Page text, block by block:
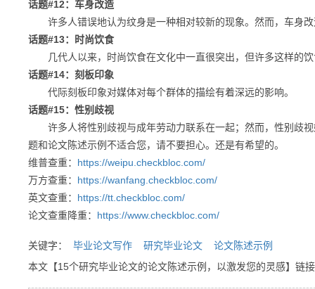
话题#12：车身改造
许多人错误地认为纹身是一种相对较新的现象。然而，车身改
话题#13：时尚饮食
几代人以来，时尚饮食在文化中一直很突出，但许多这样的饮
话题#14：刻板印象
代际刻板印象对媒体对每个群体的描绘有着深远的影响。
话题#15：性别歧视
许多人将性别歧视与成年劳动力联系在一起；然而，性别歧视
题和论文陈述示例不适合您，请不要担心。还是有希望的。
维普查重： https://weipu.checkbloc.com/
万方查重： https://wanfang.checkbloc.com/
英文查重： https://tt.checkbloc.com/
论文查重降重： https://www.checkbloc.com/
关键字： 毕业论文写作 研究毕业论文
论文陈述示例
本文【15个研究毕业论文的论文陈述示例，以激发您的灵感】链